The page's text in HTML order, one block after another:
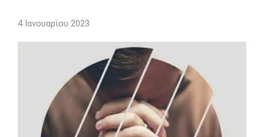
4 Ιανουαρίου 2023